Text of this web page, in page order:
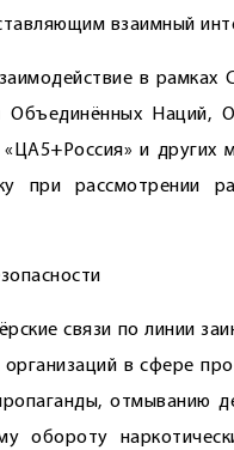
взаимный
в рамках
Объе­динённых Наций,
«ЦА5+Россия» и
при рассмот­рении
связи по линии
в сфере
отмыванию
обороту